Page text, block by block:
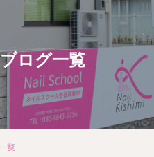
ログ一覧
覧
アクセス
Instagram